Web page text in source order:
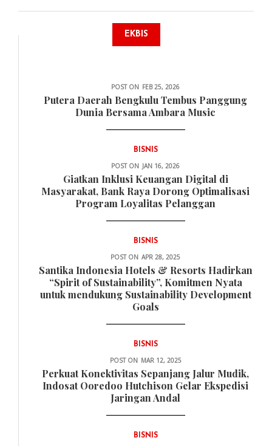
EKBIS
POST ON FEB 25, 2026
Putera Daerah Bengkulu Tembus Panggung
Dunia Bersama Ambara Music
BISNIS
POST ON JAN 16, 2026
Giatkan Inklusi Keuangan Digital di
Masyarakat, Bank Raya Dorong Optimalisasi
Program Loyalitas Pelanggan
BISNIS
POST ON APR 28, 2025
Santika Indonesia Hotels & Resorts Hadirkan
“Spirit of Sustainability”, Komitmen Nyata
untuk mendukung Sustainability Development
Goals
BISNIS
POST ON MAR 12, 2025
Perkuat Konektivitas Sepanjang Jalur Mudik,
Indosat Ooredoo Hutchison Gelar Ekspedisi
Jaringan Andal
BISNIS